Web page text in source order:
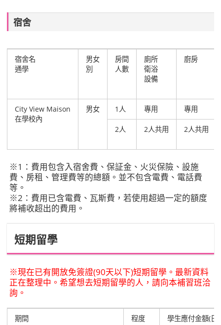
宿舍
宿舍名
通學
男女
別
房間
人數
廁所
衛浴
設備
廚房
City View Maison
在學校內
男女 1人 專用 專用
2人 2人共用 2人共用
※1：費用包含入宿舍費、保証金、火災保險、設施
費、房租、管理費等的總額。並不包含電費、電話費
等。
※2：費用已含電費、瓦斯費，若使用超過一定的額度
將補收超出的費用。
短期留學
※現在已有開放免簽證(90天以下)短期留學。最新資料
正在整理中。希望想去短期留學的人，請向本補習班洽
詢。
期間 程度 學生應付金額(日